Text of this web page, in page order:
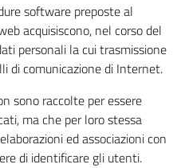
software preposte al
acquisiscono, nel corso del
personali la cui trasmissione
di comunicazione di Internet.
sono raccolte per essere
ma che per loro stessa
ed associazioni con
di identificare gli utenti.